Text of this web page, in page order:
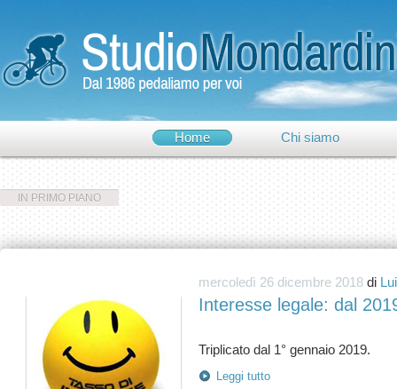
Chi siamo
Home
IN PRIMO PIANO
mercoledì 26 dicembre 2018 di
Interesse legale: dal
Leggi tutto